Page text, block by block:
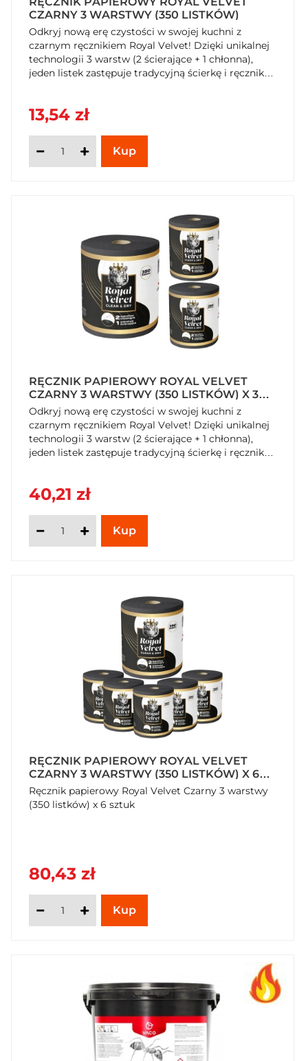
CZARNY 3 WARSTWY (350 LISTKÓW)
Odkryj nową erę czystości w swojej kuchni z
czarnym ręcznikiem Royal Velvet! Dzięki unikalnej
technologii 3 warstw (2 ścierające + 1 chłonna),
jeden listek zastępuje tradycyjną ścierkę i ręcznik
100% celulozy gwarantuje bezpieczeństwo w
13,54 zł
RĘCZNIK PAPIEROWY ROYAL VELVET
CZARNY 3 WARSTWY (350 LISTKÓW) X 3
SZTUKI
Odkryj nową erę czystości w swojej kuchni z
czarnym ręcznikiem Royal Velvet! Dzięki unikalnej
technologii 3 warstw (2 ścierające + 1 chłonna),
jeden listek zastępuje tradycyjną ścierkę i ręcznik
100% celulozy gwarantuje bezpieczeństwo w
40,21 zł
RĘCZNIK PAPIEROWY ROYAL VELVET
CZARNY 3 WARSTWY (350 LISTKÓW) X 6
SZTUK
Ręcznik papierowy Royal Velvet Czarny 3 warstwy
(350 listków) x 6 sztuk
80,43 zł